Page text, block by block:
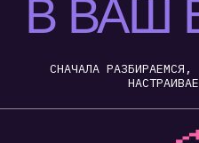
РЕКЛАМА, МЕТРИКА, ЦЕЛИ,
ПОДКЛЮЧАЕМ ВСЁ СЛАЖЕННО И